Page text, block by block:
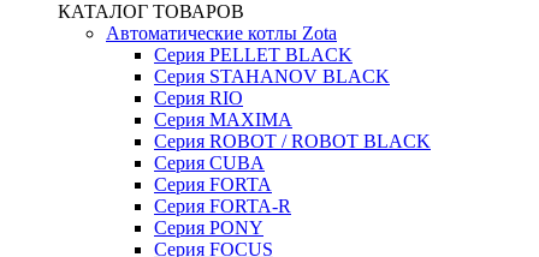
КАТАЛОГ ТОВАРОВ
Автоматические котлы Zota
Серия PELLET BLACK
Серия STAHANOV BLACK
Серия RIO
Серия MAXIMA
Серия ROBOT / ROBOT BLACK
Серия CUBA
Серия FORTA
Серия FORTA-R
Серия PONY
Серия FOCUS